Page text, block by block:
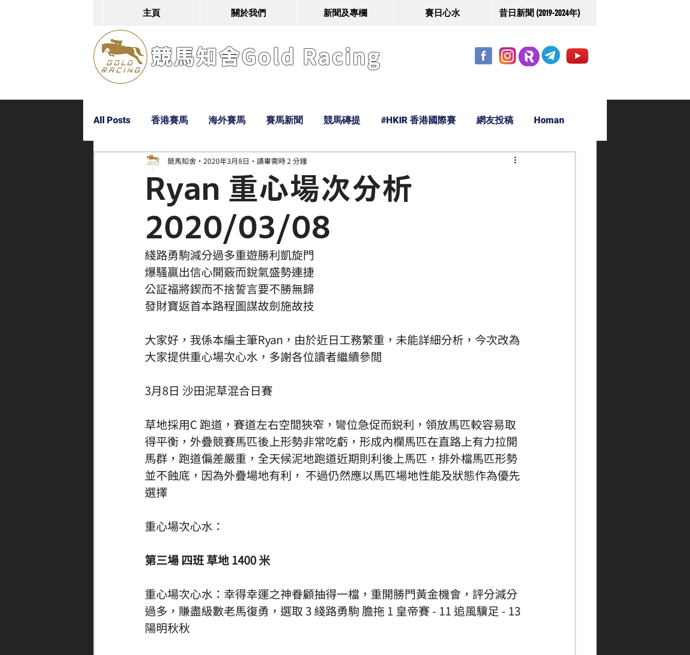
主頁 關於我們 新聞及專欄 賽日心水 昔日新聞 (2019-2024年)
競馬知舍Gold Racing
All Posts 香港賽馬 海外賽馬 賽馬新聞 競馬磚提 #HKIR 香港國際賽 網友投稿 Homan
Bobby 超仔 Tony 鹿
Ryan 重心場次分析
2020/03/08
競馬知舍 2020年3月8日 讀畢需時 2 分鐘
綫路勇駒減分過多重遊勝利凱旋門
爆騷贏出信心開竅而銳氣盛勢連捷
公証福將鍥而不捨誓言要不勝無歸
發財寶返首本路程圖謀故劍施故技
大家好，我係本編主筆Ryan，由於近日工務繁重，未能詳細分析，今次改為
大家提供重心場次心水，多謝各位讀者繼續參閲
3月8日 沙田泥草混合日賽
草地採用C 跑道，賽道左右空間狹窄，彎位急促而鋭利，領放馬匹較容易取
得平衡，外疊競賽馬匹後上形勢非常吃虧，形成內欄馬匹在直路上有力拉開
馬群，跑道偏差嚴重，全天候泥地跑道近期則利後上馬匹，排外檔馬匹形勢
並不蝕底，因為外疊場地有利， 不過仍然應以馬匹場地性能及狀態作為優先
選擇
重心場次心水：
第三場 四班 草地 1400 米
重心場次心水：幸得幸運之神眷顧抽得一檔，重開勝門黃金機會，評分減分
過多，賺盡級數老馬復勇，選取 3 綫路勇駒 膽拖 1 皇帝賽 - 11 追風驥足 - 13
陽明秋秋